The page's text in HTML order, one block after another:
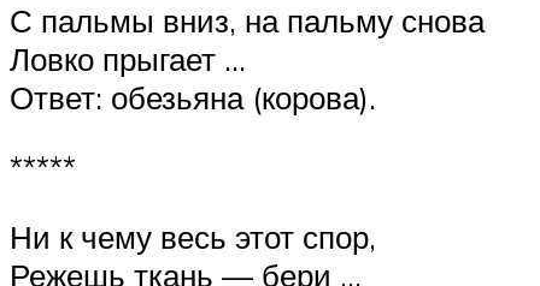
С пальмы вниз, на пальму снова
Ловко прыгает …
Ответ: обезьяна (корова).
*****
Ни к чему весь этот спор,
Режешь ткань — бери …